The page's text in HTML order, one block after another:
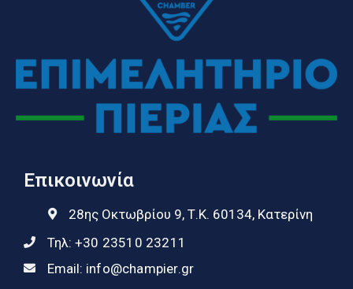
Επικοινωνία
28ης Οκτωβρίου 9, Τ.Κ. 60134, Κατερίνη
Τηλ: +30 23510 23211
Email: info@champier.gr